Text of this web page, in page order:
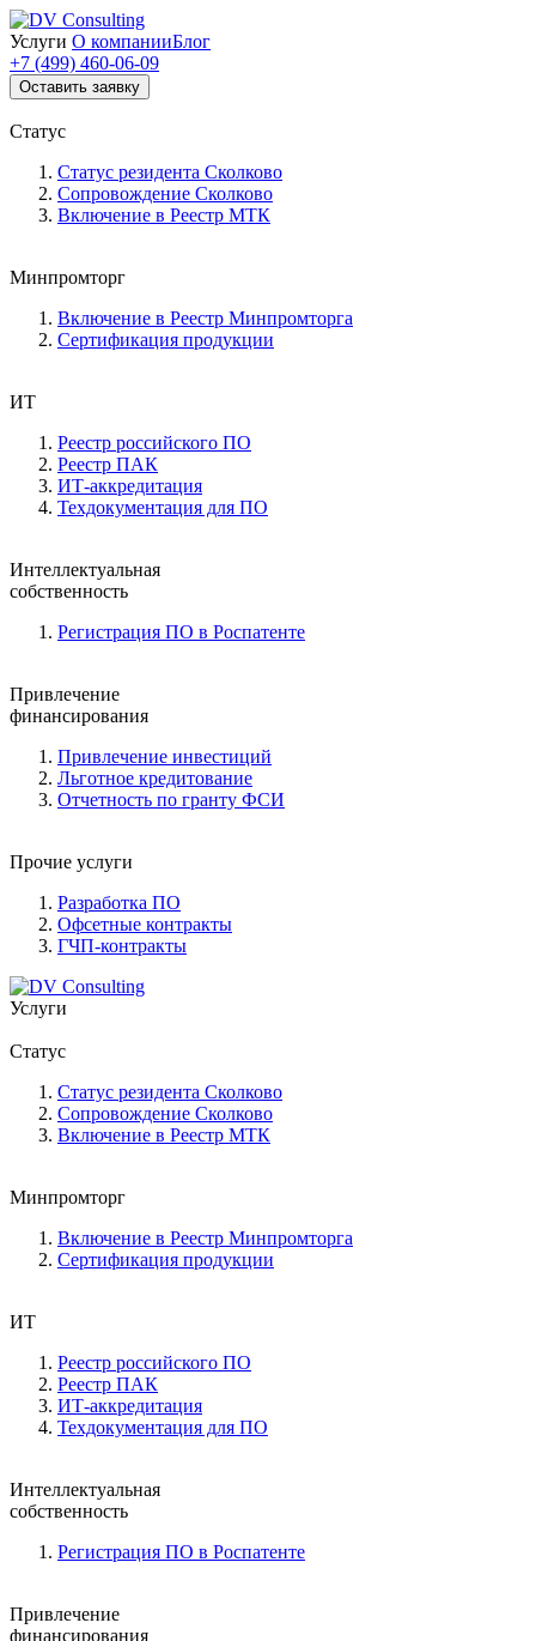
Услуги О компанииБлог
+7 (499) 460-06-09
Оставить заявку
Статус
Статус резидента Сколково
Сопровождение Сколково
Включение в Реестр МТК
Минпромторг
Включение в Реестр Минпромторга
Сертификация продукции
ИТ
Реестр российского ПО
Реестр ПАК
ИТ-аккредитация
Техдокументация для ПО
Интеллектуальная
собственность
Регистрация ПО в Роспатенте
Привлечение
финансирования
Привлечение инвестиций
Льготное кредитование
Отчетность по гранту ФСИ
Прочие услуги
Разработка ПО
Офсетные контракты
ГЧП-контракты
Услуги
Статус
Статус резидента Сколково
Сопровождение Сколково
Включение в Реестр МТК
Минпромторг
Включение в Реестр Минпромторга
Сертификация продукции
ИТ
Реестр российского ПО
Реестр ПАК
ИТ-аккредитация
Техдокументация для ПО
Интеллектуальная
собственность
Регистрация ПО в Роспатенте
Привлечение
финансирования